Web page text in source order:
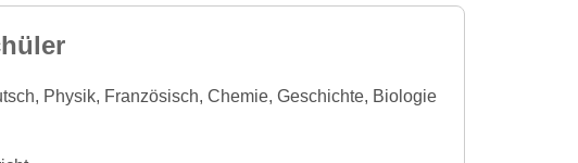
Physik, Französisch, Chemie, Geschichte, Biologie